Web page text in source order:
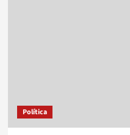
Política